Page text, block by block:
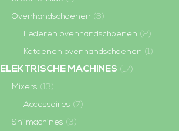
Ovenhandschoenen (3)
Lederen ovenhandschoenen (2)
Katoenen ovenhandschoenen (1)
ELEKTRISCHE MACHINES (17)
Mixers (13)
Accessoires (7)
Snijmachines (3)